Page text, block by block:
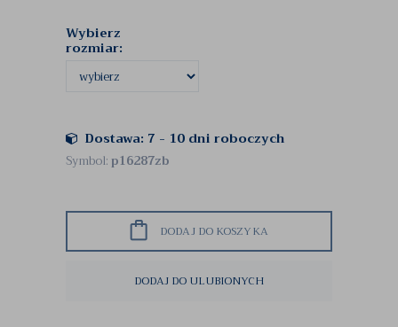
Wybierz
rozmiar:
Dostawa: 7 - 10 dni roboczych
Symbol:p16287zb
DODAJ DO KOSZYKA
DODAJ DO ULUBIONYCH